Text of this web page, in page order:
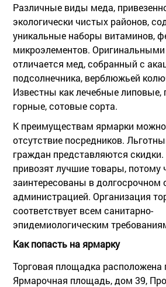
Различные виды меда,
экологически чистых районов,
уникальные наборы витаминов,
микроэлементов.
отличается мед, собранный с
подсолнечника, верблюжьей
Известны как лечебные липовые,
горные, сотовые сорта.
К преимуществам ярмарки можно
отсутствие посредников.
граждан представляются
привозят лучшие товары, потому
заинтересованы в долгосрочном
администрацией. Организация
соответствует всем санитарно-
эпидемиологическим
Как попасть на ярмарку
Торговая площадка расположена
Ярмарочная площадь, дом 39,